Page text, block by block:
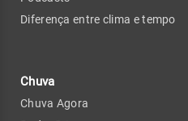
Diferença entre clima e tempo
Chuva
Chuva Agora